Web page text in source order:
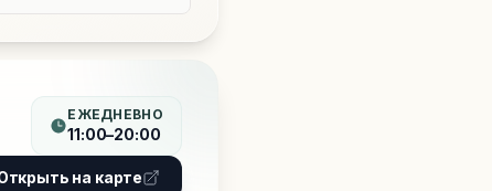
ЕЖЕДНЕВНО
11:00–20:00
на карте